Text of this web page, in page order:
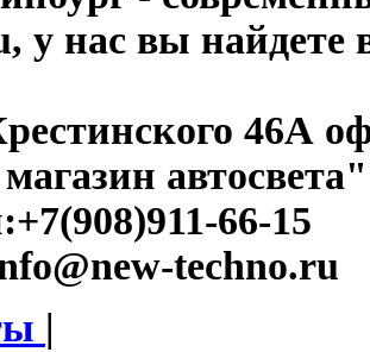
у нас вы найдете
46А
автосвета"
+7(908)911-66-15
techno.ru
|